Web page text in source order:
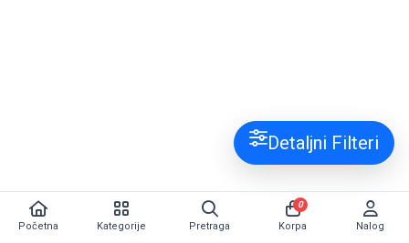
Detaljni Filteri
Početna Kategorije Pretraga Korpa
0
Nalog